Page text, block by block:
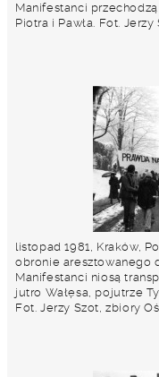
Manifestanci
Piotra i Pawła. Fot.
listopad 1981, Kraków,
obronie aresztowanego
Manifestanci niosą
jutro Wałęsa, pojutrze
Fot. Jerzy Szot, zbiory